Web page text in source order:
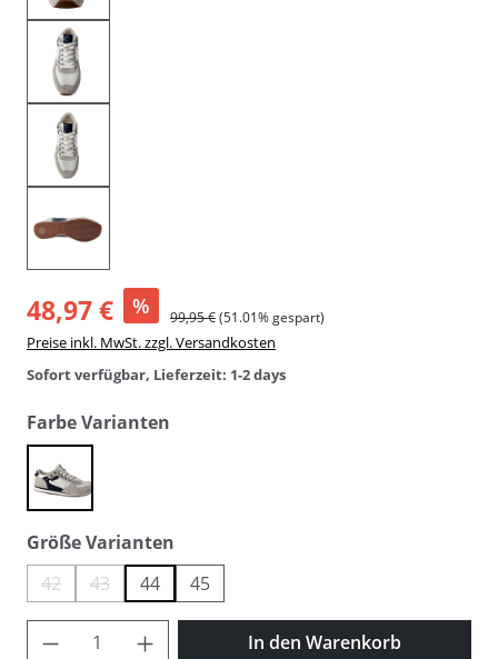
48,97 € % 99,95 €(51.01% gespart)
Preise inkl. MwSt. zzgl. Versandkosten
Sofort verfügbar, Lieferzeit: 1-2 days
Farbe Varianten
blau weiß
Größe Varianten
42(Diese Option ist zurzeit nicht verfügbar.)
43(Diese Option ist zurzeit nicht verfügbar.)
44 45
Produkt Anzahl: Gib den gewünschten
In den Warenkorb